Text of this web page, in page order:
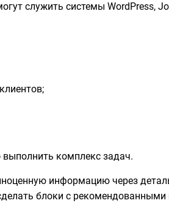
служить системы WordPress,
комплекс задач.
информацию через
блоки с рекомендованными